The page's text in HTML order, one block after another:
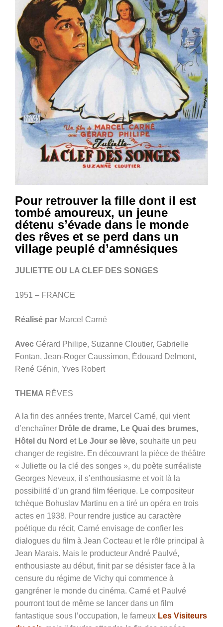
Pour retrouver la fille dont il est
tombé amoureux, un jeune
détenu s’évade dans le monde
des rêves et se perd dans un
village peuplé d’amnésiques
JULIETTE OU LA CLEF DES SONGES
1951 – FRANCE
Réalisé par Marcel Carné
Avec Gérard Philipe, Suzanne Cloutier, Gabrielle
Fontan, Jean-Roger Caussimon, Édouard Delmont,
René Génin, Yves Robert
THEMA RÊVES
A la fin des années trente, Marcel Carné, qui vient
d’enchaîner Drôle de drame, Le Quai des brumes,
Hôtel du Nord et Le Jour se lève, souhaite un peu
changer de registre. En découvrant la pièce de théâtre
« Juliette ou la clé des songes », du poète surréaliste
Georges Neveux, il s’enthousiasme et voit là la
possibilité d’un grand film féerique. Le compositeur
tchèque Bohuslav Martinu en a tiré un opéra en trois
actes en 1938. Pour rendre justice au caractère
poétique du récit, Carné envisage de confier les
dialogues du film à Jean Cocteau et le rôle principal à
Jean Marais. Mais le producteur André Paulvé,
enthousiaste au début, finit par se désister face à la
censure du régime de Vichy qui commence à
gangréner le monde du cinéma. Carné et Paulvé
pourront tout de même se lancer dans un film
fantastique sous l’occupation, le fameux Les Visiteurs